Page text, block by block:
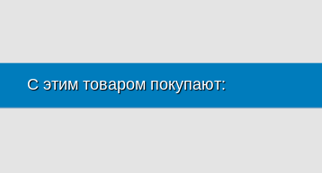
С этим товаром покупают: